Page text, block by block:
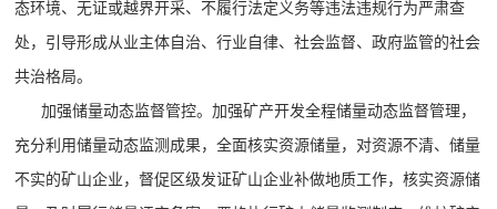
态环境、无证或越界开采、不履行法定义务等违法违规行为严肃查
处，引导形成从业主体自治、行业自律、社会监督、政府监管的社会
共治格局。
加强储量动态监督管控。加强矿产开发全程储量动态监督管理，
充分利用储量动态监测成果，全面核实资源储量，对资源不清、储量
不实的矿山企业，督促区级发证矿山企业补做地质工作，核实资源储